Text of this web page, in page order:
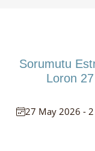
Sorumutu
Loron
27 May 2026 -